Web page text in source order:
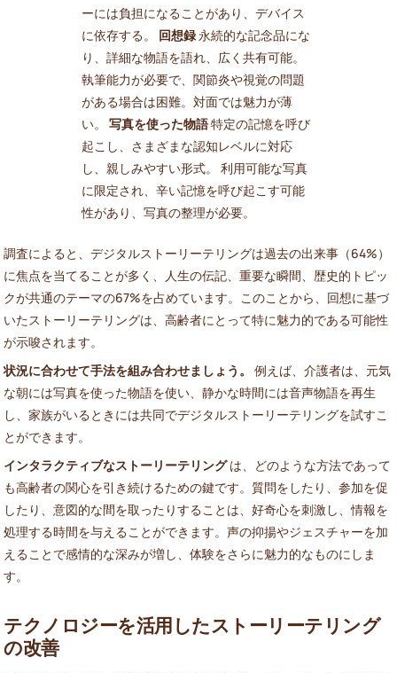
ーには負担になることがあり、デバイス
に依存する。 回想録 永続的な記念品にな
り、詳細な物語を語れ、広く共有可能。
執筆能力が必要で、関節炎や視覚の問題
がある場合は困難。対面では魅力が薄
い。 写真を使った物語特定の記憶を呼び
起こし、さまざまな認知レベルに対応
し、親しみやすい形式。 利用可能な写真
に限定され、辛い記憶を呼び起こす可能
性があり、写真の整理が必要。
調査によると、デジタルストーリーテリングは過去の出来事（64%）
に焦点を当てることが多く、人生の伝記、重要な瞬間、歴史的トピッ
クが共通のテーマの67%を占めています。このことから、回想に基づ
いたストーリーテリングは、高齢者にとって特に魅力的である可能性
が示唆されます。
状況に合わせて手法を組み合わせましょう。
例えば、介護者は、元気
な朝には写真を使った物語を使い、静かな時間には音声物語を再生
し、家族がいるときには共同でデジタルストーリーテリングを試すこ
とができます。
インタラクティブなストーリーテリングは、どのような方法であって
も高齢者の関心を引き続けるための鍵です。質問をしたり、参加を促
したり、意図的な間を取ったりすることは、好奇心を刺激し、情報を
処理する時間を与えることができます。声の抑揚やジェスチャーを加
えることで感情的な深みが増し、体験をさらに魅力的なものにしま
す。
テクノロジーを活用したストーリーテリング
の改善